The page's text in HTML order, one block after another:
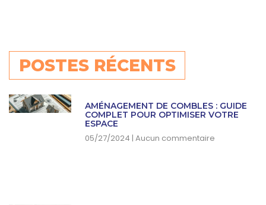
POSTES RÉCENTS
AMÉNAGEMENT DE COMBLES : GUIDE
COMPLET POUR OPTIMISER VOTRE
ESPACE
05/27/2024 Aucun commentaire